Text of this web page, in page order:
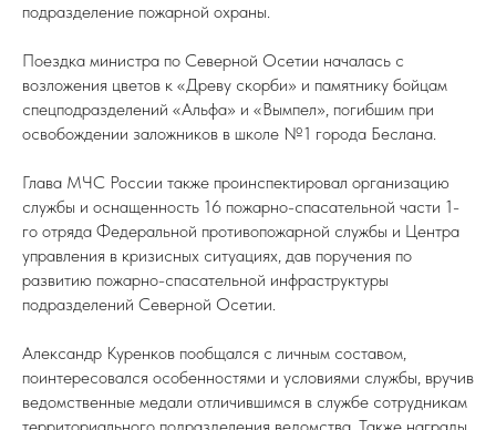
подразделение пожарной охраны.
Поездка министра по Северной Осетии началась с
возложения цветов к «Древу скорби» и памятнику бойцам
спецподразделений «Альфа» и «Вымпел», погибшим при
освобождении заложников в школе №1 города Беслана.
Глава МЧС России также проинспектировал организацию
службы и оснащенность 16 пожарно-спасательной части 1-
го отряда Федеральной противопожарной службы и Центра
управления в кризисных ситуациях, дав поручения по
развитию пожарно-спасательной инфраструктуры
подразделений Северной Осетии.
Александр Куренков пообщался с личным составом,
поинтересовался особенностями и условиями службы, вручив
ведомственные медали отличившимся в службе сотрудникам